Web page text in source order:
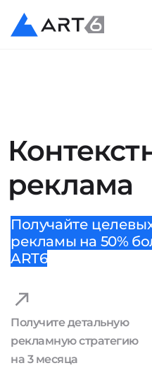
реклама
Получайте
рекламы на 50%
ART6
Получите детальную
рекламную стратегию
на 3 месяца